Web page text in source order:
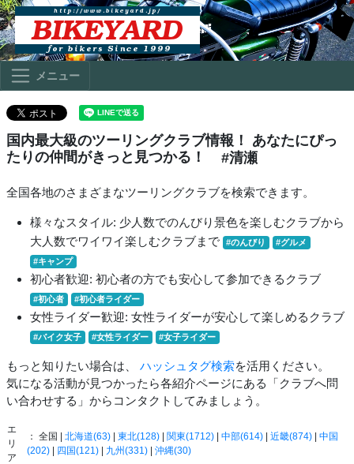
メニュー
国内最大級のツーリングクラブ情報！ あなたにぴっ
たりの仲間がきっと見つかる！
#清瀬
全国各地のさまざまなツーリングクラブを検索できます。
様々なスタイル: 少人数でのんびり景色を楽しむクラブから
大人数でワイワイ楽しむクラブまで
#のんびり
#グルメ
#キャンプ
初心者歓迎: 初心者の方でも安心して参加できるクラブ
#初心者 #初心者ライダー
女性ライダー歓迎: 女性ライダーが安心して楽しめるクラブ
#バイク女子 #女性ライダー #女子ライダー
もっと知りたい場合は、 ハッシュタグ検索を活用ください。
気になる活動が見つかったら各紹介ページにある「クラブへ問
い合わせする」からコンタクトしてみましょう。
エ
リ
ア
： 全国 | 北海道(63)| 東北(128)| 関東(1712)| 中部(614)| 近畿(874)| 中国
(202)| 四国(121)| 九州(331)| 沖縄(30)